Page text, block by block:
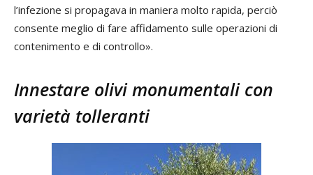
l’infezione si propagava in maniera molto rapida, perciò
consente meglio di fare affidamento sulle operazioni di
contenimento e di controllo».
Innestare olivi monumentali con
varietà tolleranti